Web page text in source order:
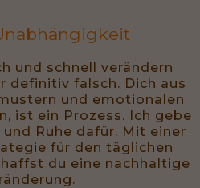
und schnell verändern
definitiv falsch. Dich aus
und emotionalen
ist ein Prozess. Ich gebe
Ruhe dafür. Mit einer
für den täglichen
du eine nachhaltige